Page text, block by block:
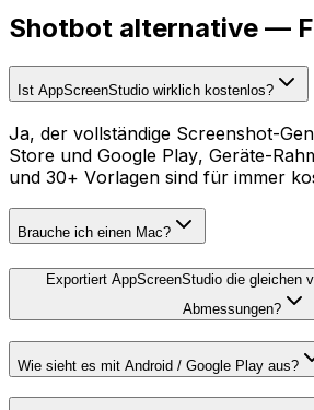
Shotbot alternative —
Ist AppScreenStudio wirklich kostenlos?
Ja, der vollständige Screenshot-
Store und Google Play, Geräte-
und 30+ Vorlagen sind für immer
Brauche ich einen Mac?
Exportiert AppScreenStudio die gleichen
Abmessungen?
Wie sieht es mit Android / Google Play aus?